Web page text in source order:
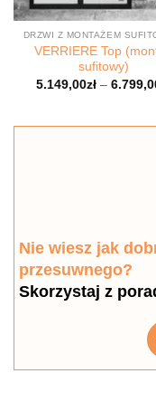
DRZWI Z MONTAŻEM
VERRIERE Top
sufitowy)
5.149,00zł–
Nie wiesz jak
przesuwnego?
Skorzystaj z